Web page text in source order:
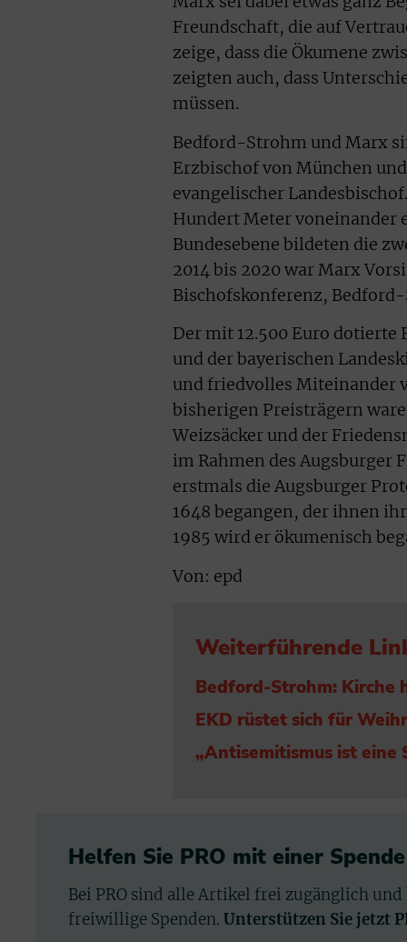
Freundschaft, die auf
zeige, dass die Ökumene
zeigten auch, dass
müssen.
Bedford-Strohm und Marx
Erzbischof von München
evangelischer
Hundert Meter voneinander
Bundesebene bildeten die
2014 bis 2020 war Marx
Bischofskonferenz,
Der mit 12.500 Euro dotierte
und der bayerischen
und friedvolles Miteinander
bisherigen Preisträgern
Weizsäcker und der
im Rahmen des Augsburger
erstmals die Augsburger
1648 begangen, der ihnen
1985 wird er ökumenisch
Von: epd
Weiterführende
Bedford-Strohm: Kirche
EKD rüstet sich für
„Antisemitismus ist eine
Helfen Sie PRO mit einer Spende
Bei PRO sind alle Artikel frei zugänglich
freiwillige Spenden. Unterstützen Sie jetzt